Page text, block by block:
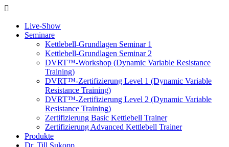
Live-Show
Seminare
Kettlebell-Grundlagen Seminar 1
Kettlebell-Grundlagen Seminar 2
DVRT™-Workshop (Dynamic Variable Resistance
Training)
DVRT™-Zertifizierung Level 1 (Dynamic Variable
Resistance Training)
DVRT™-Zertifizierung Level 2 (Dynamic Variable
Resistance Training)
Zertifizierung Basic Kettlebell Trainer
Zertifizierung Advanced Kettlebell Trainer
Produkte
Dr. Till Sukopp